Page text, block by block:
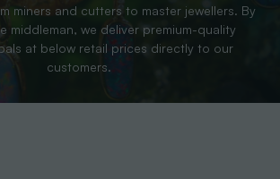
miners and cutters to master jewellers. By
middleman, we deliver premium-quality
at below retail prices directly to our
customers.